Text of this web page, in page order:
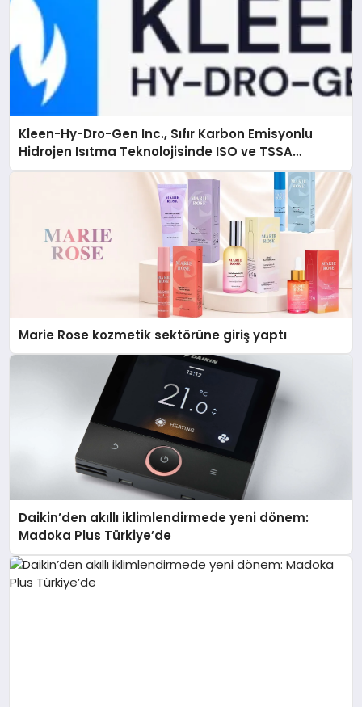
Kleen-Hy-Dro-Gen Inc., Sıfır Karbon Emisyonlu
Hidrojen Isıtma Teknolojisinde ISO ve TSSA
Düzenleyici Onaylarını Aldı
Marie Rose kozmetik sektörüne giriş yaptı
Daikin’den akıllı iklimlendirmede yeni dönem:
Madoka Plus Türkiye’de